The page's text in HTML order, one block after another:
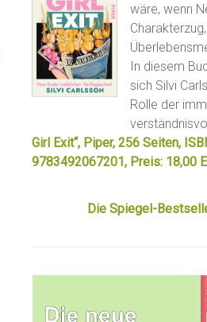
wäre, wenn
In diesem
sich Silvi
Rolle der
Girl Exit“, Piper, 256 Seiten,
9783492067201, Preis: 18,00
Die Spiegel-